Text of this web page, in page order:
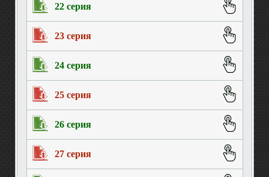
22 серия
23 серия
24 серия
25 серия
26 серия
27 серия